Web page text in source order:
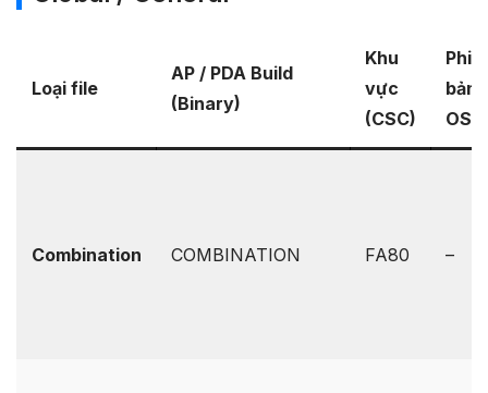
Loại file
AP / PDA Build
(Binary)
Khu
vực
(CSC)
bản
OS
Combination COMBINATION FA80 –